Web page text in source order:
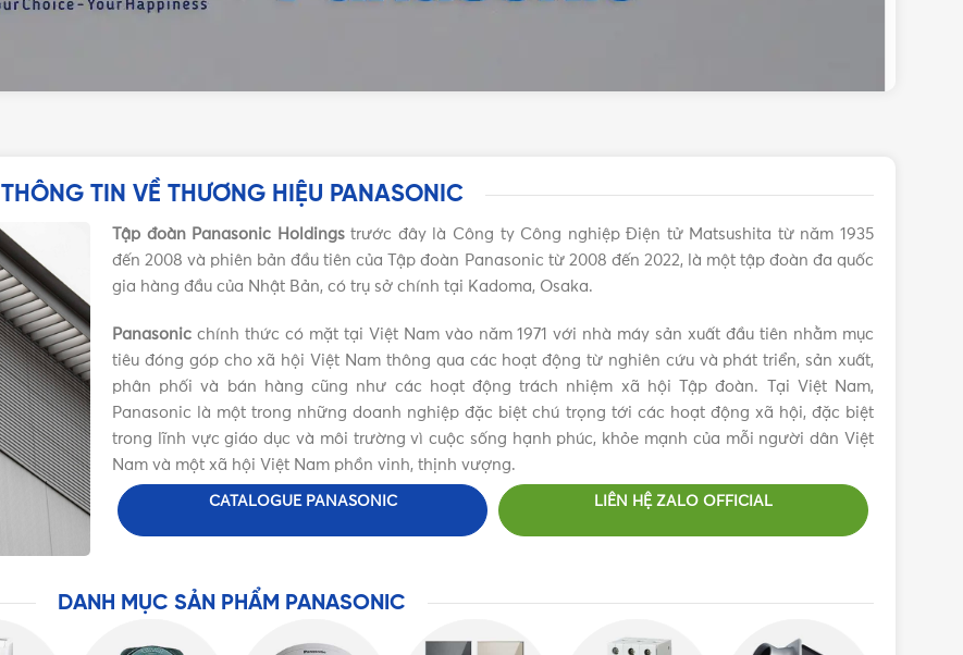
THÔNG TIN VỀ THƯƠNG HIỆU PANASONIC
Tập đoàn Panasonic Holdingstrước đây là Công ty Công nghiệp Điện tử Matsushita từ năm 1935
đến 2008 và phiên bản đầu tiên của Tập đoàn Panasonic từ 2008 đến 2022, là một tập đoàn đa quốc
gia hàng đầu của Nhật Bản, có trụ sở chính tại Kadoma, Osaka.
Panasonic chính thức có mặt tại Việt Nam vào năm 1971 với nhà máy sản xuất đầu tiên nhằm mục
tiêu đóng góp cho xã hội Việt Nam thông qua các hoạt động từ nghiên cứu và phát triển, sản xuất,
phân phối và bán hàng cũng như các hoạt động trách nhiệm xã hội Tập đoàn. Tại Việt Nam,
Panasonic là một trong những doanh nghiệp đặc biệt chú trọng tới các hoạt động xã hội, đặc biệt
trong lĩnh vực giáo dục và môi trường vì cuộc sống hạnh phúc, khỏe mạnh của mỗi người dân Việt
Nam và một xã hội Việt Nam phồn vinh, thịnh vượng.
CATALOGUE PANASONIC LIÊN HỆ ZALO OFFICIAL
DANH MỤC SẢN PHẨM PANASONIC